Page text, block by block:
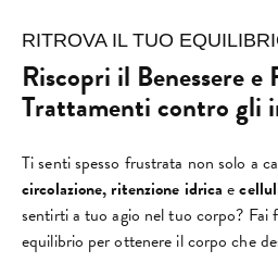
RITROVA IL TUO
Riscopri il Benessere
Trattamenti contro gli
Ti senti spesso frustrata non solo a
circolazione, ritenzione idrica e
sentirti a tuo agio nel tuo corpo? Fai
equilibrio per ottenere il corpo che